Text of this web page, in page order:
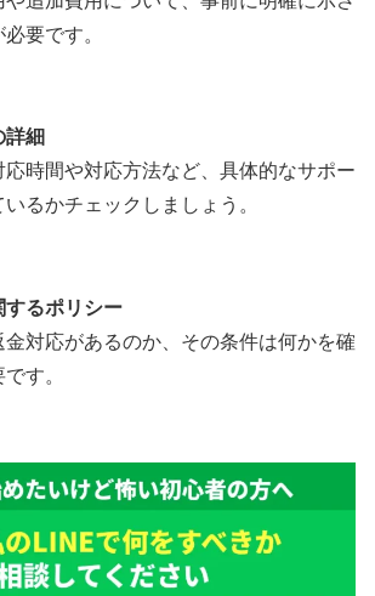
要です。
細
応時間や対応方法など、具体的なサポー
いるかチェックしましょう。
るポリシー
対応があるのか、その条件は何かを確
す。